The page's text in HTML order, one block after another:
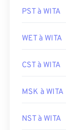
PST à WITA
WET à WITA
CST à WITA
MSK à WITA
NST à WITA